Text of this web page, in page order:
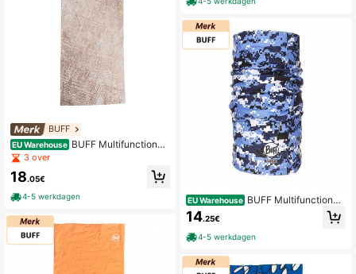
BUFF
EU Warehouse BUFF Multifunctionel
e nekwarmer 131500 voor mannen
en vrouwen
3 over
18.05€
4-5 werkdagen
EU Warehouse BUFF Multifunctionel
e buisvormige nekwarmer 65400 v
oor mannen en vrouwen
14.25€
4-5 werkdagen